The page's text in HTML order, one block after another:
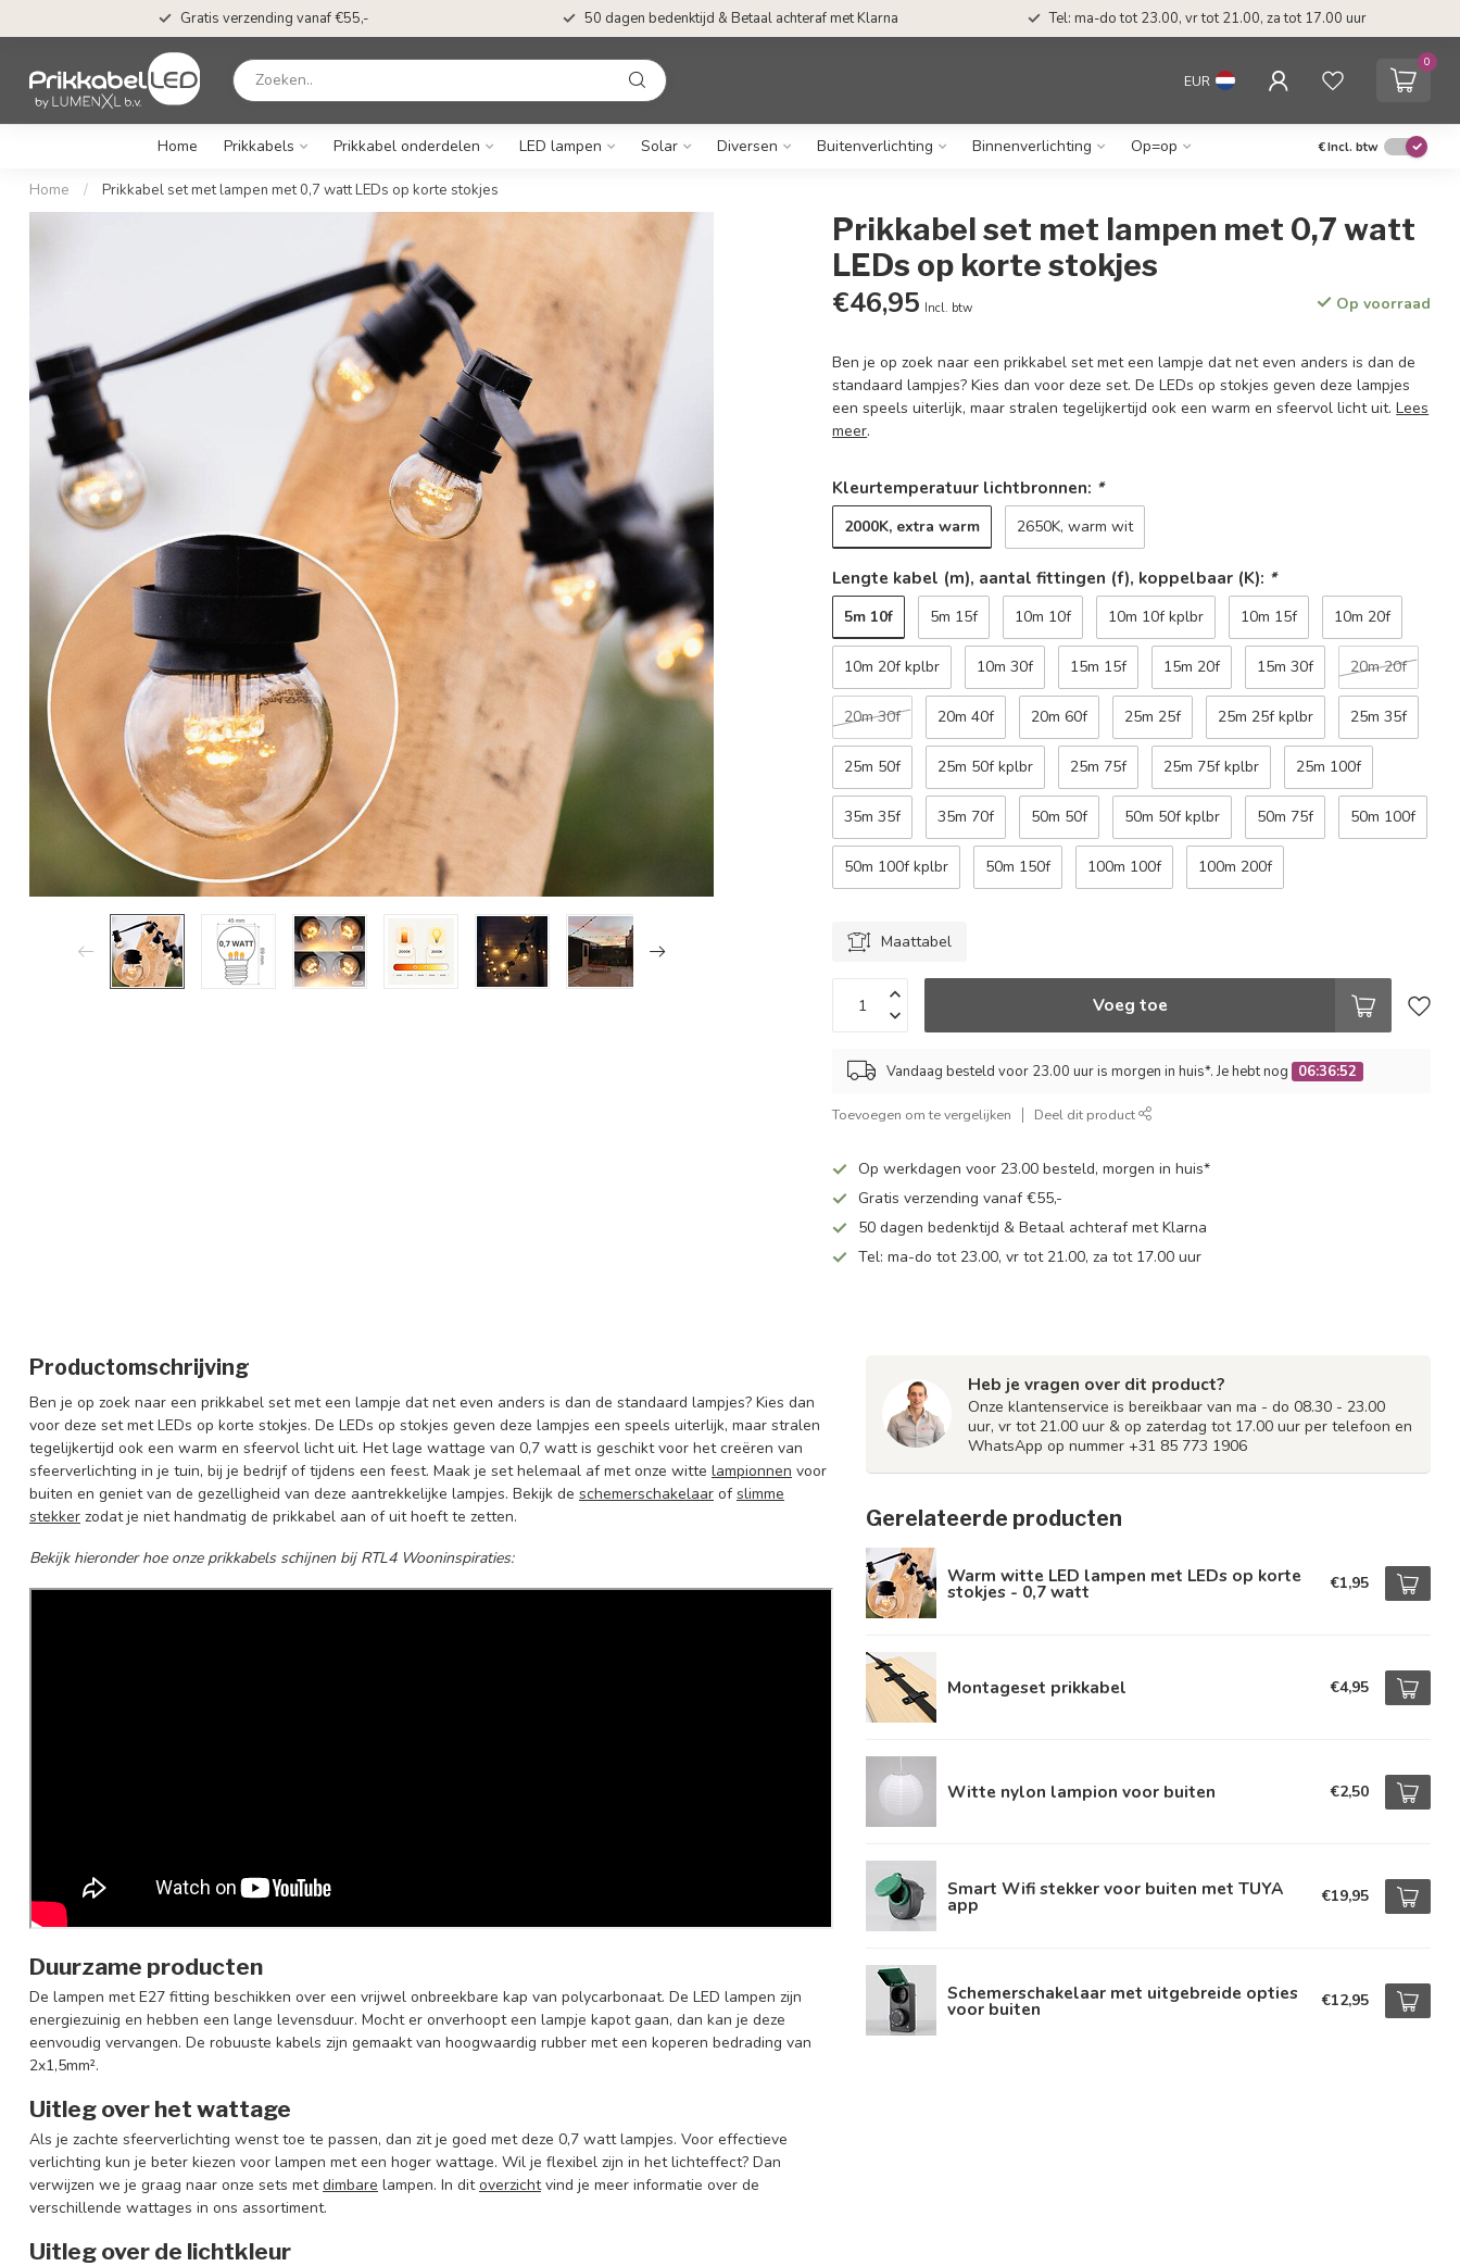
Gratis verzending vanaf €55,- 50 dagen bedenktijd & Betaal achteraf met Klarna Tel: ma-do tot 23.00, vr tot 21.00, za tot 17.00 uur
EUR
0
Home Prikkabels Prikkabel onderdelen LED lampen Solar Diversen Buitenverlichting Binnenverlichting Op=op €Incl. btw
Home / Prikkabel set met lampen met 0,7 watt LEDs op korte stokjes
Prikkabel set met lampen met 0,7 watt
LEDs op korte stokjes
€46,95 Incl. btw Op voorraad
Ben je op zoek naar een prikkabel set met een lampje dat net even anders is dan de
standaard lampjes? Kies dan voor deze set. De LEDs op stokjes geven deze lampjes
een speels uiterlijk, maar stralen tegelijkertijd ook een warm en sfeervol licht uit.Lees
meer.
Kleurtemperatuur lichtbronnen: *
2000K, extra warm 2650K, warm wit
Lengte kabel (m), aantal fittingen (f), koppelbaar (K): *
5m 10f 5m 15f 10m 10f 10m 10f kplbr 10m 15f 10m 20f
10m 20f kplbr 10m 30f 15m 15f 15m 20f 15m 30f 20m 20f
20m 30f 20m 40f 20m 60f 25m 25f 25m 25f kplbr 25m 35f
25m 50f 25m 50f kplbr 25m 75f 25m 75f kplbr 25m 100f
35m 35f 35m 70f 50m 50f 50m 50f kplbr 50m 75f 50m 100f
50m 100f kplbr 50m 150f 100m 100f 100m 200f
Maattabel
Voeg toe
Vandaag besteld voor 23.00 uur is morgen in huis*. Je hebt nog 06:36:51
Toevoegen om te vergelijken Deel dit product
Op werkdagen voor 23.00 besteld, morgen in huis*
Gratis verzending vanaf €55,-
50 dagen bedenktijd & Betaal achteraf met Klarna
Tel: ma-do tot 23.00, vr tot 21.00, za tot 17.00 uur
Productomschrijving
Ben je op zoek naar een prikkabel set met een lampje dat net even anders is dan de standaard lampjes? Kies dan
voor deze set met LEDs op korte stokjes. De LEDs op stokjes geven deze lampjes een speels uiterlijk, maar stralen
tegelijkertijd ook een warm en sfeervol licht uit. Het lage wattage van 0,7 watt is geschikt voor het creëren van
sfeerverlichting in je tuin, bij je bedrijf of tijdens een feest. Maak je set helemaal af met onze witte lampionnen voor
buiten en geniet van de gezelligheid van deze aantrekkelijke lampjes. Bekijk de schemerschakelaar ofslimme
stekker zodat je niet handmatig de prikkabel aan of uit hoeft te zetten.
Bekijk hieronder hoe onze prikkabels schijnen bij RTL4 Wooninspiraties:
Duurzame producten
De lampen met E27 fitting beschikken over een vrijwel onbreekbare kap van polycarbonaat. De LED lampen zijn
energiezuinig en hebben een lange levensduur. Mocht er onverhoopt een lampje kapot gaan, dan kan je deze
eenvoudig vervangen. De robuuste kabels zijn gemaakt van hoogwaardig rubber met een koperen bedrading van
2x1,5mm².
Uitleg over het wattage
Als je zachte sfeerverlichting wenst toe te passen, dan zit je goed met deze 0,7 watt lampjes. Voor effectieve
verlichting kun je beter kiezen voor lampen met een hoger wattage. Wil je flexibel zijn in het lichteffect? Dan
verwijzen we je graag naar onze sets metdimbare lampen. In ditoverzichtvind je meer informatie over de
verschillende wattages in ons assortiment.
Uitleg over de lichtkleur
Heb je vragen over dit product?
Onze klantenservice is bereikbaar van ma - do 08.30 - 23.00
uur, vr tot 21.00 uur & op zaterdag tot 17.00 uur per telefoon en
WhatsApp op nummer +31 85 773 1906
Gerelateerde producten
Warm witte LED lampen met LEDs op korte
stokjes - 0,7 watt €1,95
Montageset prikkabel €4,95
Witte nylon lampion voor buiten €2,50
Smart Wifi stekker voor buiten met TUYA
app €19,95
Schemerschakelaar met uitgebreide opties
voor buiten €12,95